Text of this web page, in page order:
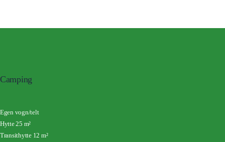
Camping
Egen vogn/telt
Hytte 25 m²
Transithytte 12 m²